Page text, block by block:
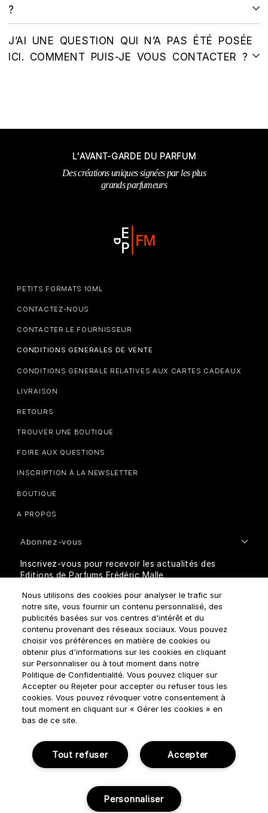
?
J’AI UNE QUESTION QUI N’A PAS ÉTÉ POSÉE
ICI. COMMENT PUIS-JE VOUS CONTACTER ?
L'AVANT-GARDE DU PARFUM
Des créations uniques signées par les plus
grands parfumeurs
PETITS FORMATS 10ML
CONTACTEZ-NOUS
CONTACTER LE FOURNISSEUR
CONDITIONS GENERALES DE VENTE
CONDITIONS GENERALE RELATIVES AUX CARTES CADEAUX
LIVRAISON
RETOURS
TROUVER UNE BOUTIQUE
FOIRE AUX QUESTIONS
INSCRIPTION À LA NEWSLETTER
BOUTIQUE
A PROPOS
Abonnez-vous
Inscrivez-vous pour recevoir les actualités des
Editions de Parfums Frédéric Malle
Comment traitons-nous vos données personnelles?
Politique de confidentialité
© NOUVELLES ÉDITIONS DE PARFUMS 2018
Nous utilisons des cookies pour analyser le trafic sur
notre site, vous fournir un contenu personnalisé, des
publicités basées sur vos centres d'intérêt et du
contenu provenant des réseaux sociaux. Vous pouvez
choisir vos préférences en matière de cookies ou
obtenir plus d'informations sur les cookies en cliquant
sur Personnaliser ou à tout moment dans notre
Politique de Confidentialité. Vous pouvez cliquer sur
Accepter ou Rejeter pour accepter ou refuser tous les
cookies. Vous pouvez révoquer votre consentement à
tout moment en cliquant sur « Gérer les cookies » en
bas de ce site.
Accepter
Tout refuser
Personnaliser